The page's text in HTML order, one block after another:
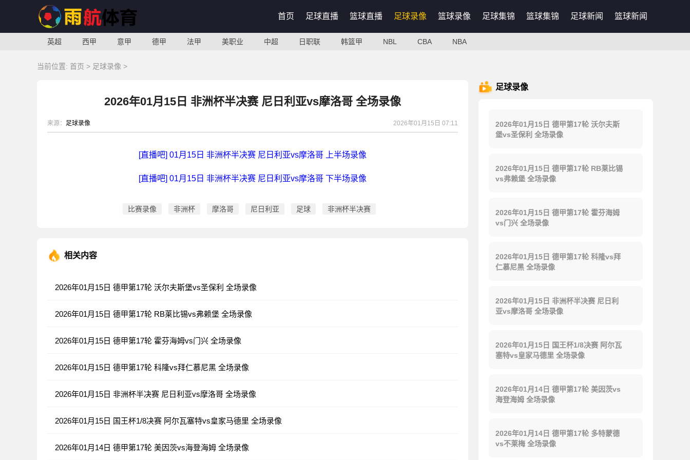
首页 足球直播 篮球直播 足球录像 篮球录像 足球集锦 篮球集锦 足球新闻 篮球新闻
英超 西甲 意甲 德甲 法甲 美职业 中超 日职联 韩篮甲 NBL CBA NBA
当前位置: 首页 > 足球录像 >
2026年01月15日 非洲杯半决赛 尼日利亚vs摩洛哥 全场录像
来源： 足球录像 2026年01月15日 07:11
[直播吧] 01月15日 非洲杯半决赛 尼日利亚vs摩洛哥 上半场录像
[直播吧] 01月15日 非洲杯半决赛 尼日利亚vs摩洛哥 下半场录像
比赛录像 非洲杯 摩洛哥 尼日利亚 足球 非洲杯半决赛
相关内容
2026年01月15日 德甲第17轮 沃尔夫斯堡vs圣保利 全场录像
2026年01月15日 德甲第17轮 RB莱比锡vs弗赖堡 全场录像
2026年01月15日 德甲第17轮 霍芬海姆vs门兴 全场录像
2026年01月15日 德甲第17轮 科隆vs拜仁慕尼黑 全场录像
2026年01月15日 非洲杯半决赛 尼日利亚vs摩洛哥 全场录像
2026年01月15日 国王杯1/8决赛 阿尔瓦塞特vs皇家马德里 全场录像
2026年01月14日 德甲第17轮 美因茨vs海登海姆 全场录像
足球录像
2026年01月15日 德甲第17轮 沃尔夫斯
堡vs圣保利 全场录像
2026年01月15日 德甲第17轮 RB莱比锡
vs弗赖堡 全场录像
2026年01月15日 德甲第17轮 霍芬海姆
vs门兴 全场录像
2026年01月15日 德甲第17轮 科隆vs拜
仁慕尼黑 全场录像
2026年01月15日 非洲杯半决赛 尼日利
亚vs摩洛哥 全场录像
2026年01月15日 国王杯1/8决赛 阿尔瓦
塞特vs皇家马德里 全场录像
2026年01月14日 德甲第17轮 美因茨vs
海登海姆 全场录像
2026年01月14日 德甲第17轮 多特蒙德
vs不莱梅 全场录像